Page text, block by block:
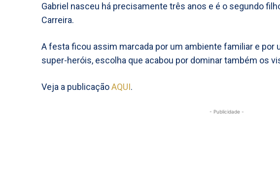
Gabriel nasceu há precisamente três anos e é o segundo
Carreira.
A festa ficou assim marcada por um ambiente familiar e por
super-heróis, escolha que acabou por dominar também os
Veja a publicaçãoAQUI.
- Publicidade -